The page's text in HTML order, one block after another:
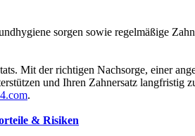
sorgen sowie regelmäßige
Mit der richtigen Nachsorge, einer
und Ihren Zahnersatz langfristig
.
& Risiken